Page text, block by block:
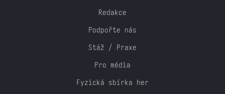
Redakce
Podpořte nás
Stáž / Praxe
Pro média
Fyzická sbírka her